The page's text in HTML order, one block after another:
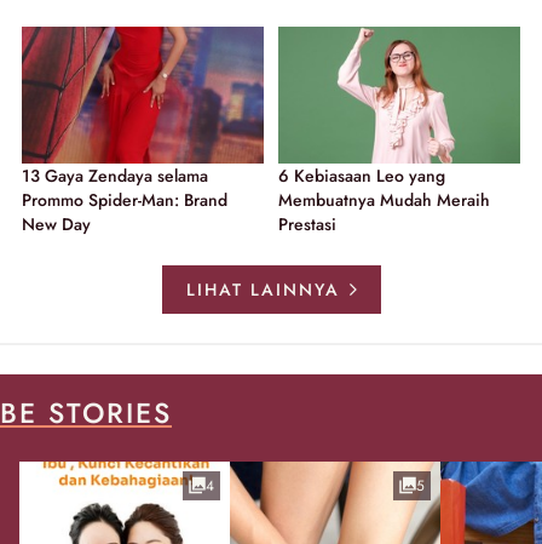
13 Gaya Zendaya selama
Prommo Spider-Man: Brand
New Day
6 Kebiasaan Leo yang
Membuatnya Mudah Meraih
Prestasi
LIHAT LAINNYA
BE STORIES
4 5